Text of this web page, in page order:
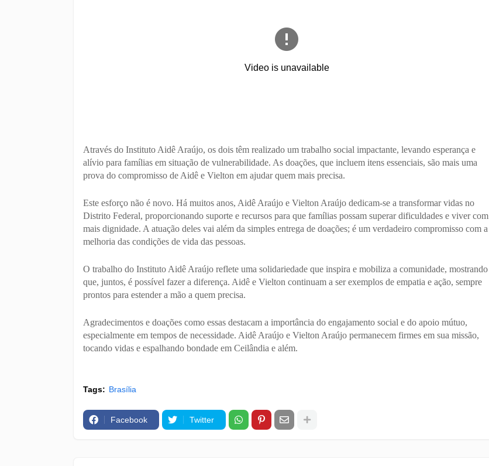
Através do Instituto Aidê Araújo, os dois têm realizado um trabalho social impactante, levando esperança e
alívio para famílias em situação de vulnerabilidade. As doações, que incluem itens essenciais, são mais uma
prova do compromisso de Aidê e Vielton em ajudar quem mais precisa.
Este esforço não é novo. Há muitos anos, Aidê Araújo e Vielton Araújo dedicam-se a transformar vidas no
Distrito Federal, proporcionando suporte e recursos para que famílias possam superar dificuldades e viver com
mais dignidade. A atuação deles vai além da simples entrega de doações; é um verdadeiro compromisso com a
melhoria das condições de vida das pessoas.
O trabalho do Instituto Aidê Araújo reflete uma solidariedade que inspira e mobiliza a comunidade, mostrando
que, juntos, é possível fazer a diferença. Aidê e Vielton continuam a ser exemplos de empatia e ação, sempre
prontos para estender a mão a quem precisa.
Agradecimentos e doações como essas destacam a importância do engajamento social e do apoio mútuo,
especialmente em tempos de necessidade. Aidê Araújo e Vielton Araújo permanecem firmes em sua missão,
tocando vidas e espalhando bondade em Ceilândia e além.
Tags: Brasília
Facebook Twitter